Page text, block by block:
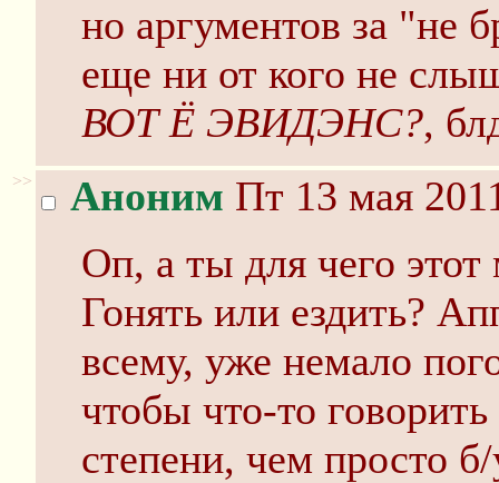
но аргументов за "не
еще ни от кого не
ВОТ Ё ЭВИДЭНС?,
>> Аноним Пт 13 мая
Оп, а ты для чего
Гонять или ездить?
всему, уже немало
чтобы что-то
степени, чем просто